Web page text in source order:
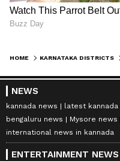
HOME KARNATAKA DISTRICTS
NEWS
kannada news latest kannada
bengaluru news
Mysore news
international news in kannada
ENTERTAINMENT NEWS